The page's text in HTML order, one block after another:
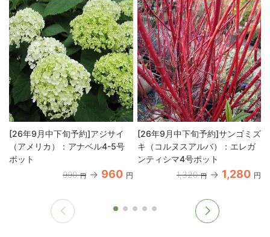
[26年9月中下旬予約]アジサイ
（アメリカ）：アナベル4-5号
ポット
990 円 960 円
[26年9月中下旬予約]サンゴミズ
キ（コルヌスアルバ）：エレガ
ンティシマ4号ポット
1,320 円 1,280 円